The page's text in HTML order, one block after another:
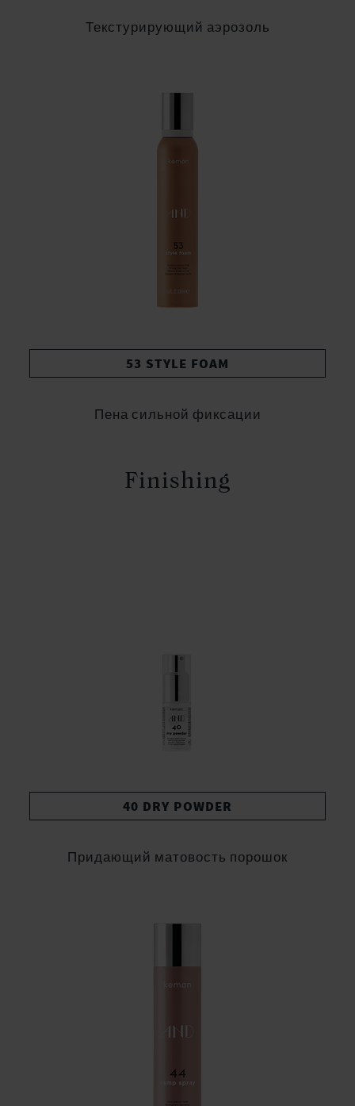
Текстурирующий аэрозоль
53 STYLE FOAM
Пена сильной фиксации
Finishing
40 DRY POWDER
Придающий матовость порошок